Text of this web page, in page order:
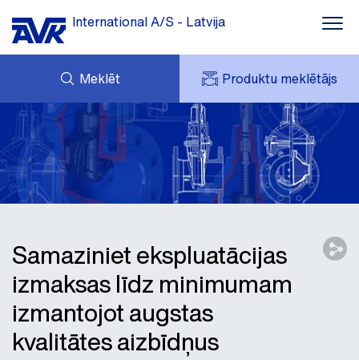
International A/S - Latvija
Meklēt Produktu meklētājs
JAUNUMI
LEJUPLĀDES
ATSAUCES
KONTAKTI
GROZS
MANS AVK
AVK HOLDING (GROUP)
CENU LAPA
Samaziniet ekspluatācijas
izmaksas līdz minimumam
izmantojot augstas
kvalitātes aizbīdņus